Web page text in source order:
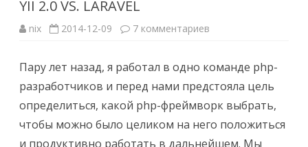
YII 2.0 VS. LARAVEL
nix 2014-12-09 7 комментариев
VS.
LARAVEL
Пару лет назад, я работал в одно команде php-
разработчиков и перед нами предстояла цель
определиться, какой php-фреймворк выбрать,
чтобы можно было целиком на него положиться
и продуктивно работать в дальнейшем. Мы